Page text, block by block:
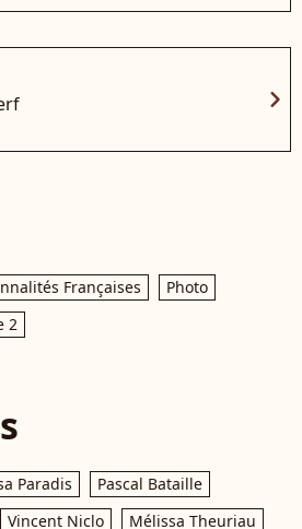
chevron_right
Françaises
Photo
2
Paradis
Pascal Bataille
Vincent Niclo
Mélissa Theuriau